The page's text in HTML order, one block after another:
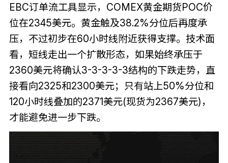
EBC订单流工具显示，COMEX黄金期货POC价
位在2345美元。黄金触及38.2%分位后再度承
压，不过初步在60小时线附近获得支撑。技术面
看，短线走出一个扩散形态，如果始终承压于
2360美元将确认3-3-3-3-3结构的下跌走势，直
接看向2325和2300美元；只有站上50%分位和
120小时线叠加的2371美元(现货为2367美元)，
才能避免进一步下跌。